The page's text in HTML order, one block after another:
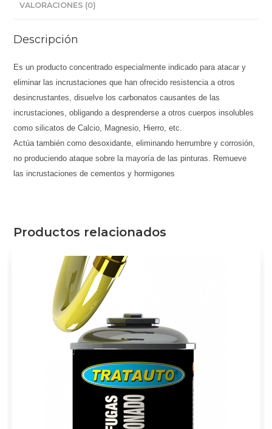
VALORACIONES (0)
Descripción
Es un producto concentrado especialmente indicado para atacar y
eliminar las incrustaciones que han ofrecido resistencia a otros
desincrustantes, disuelve los carbonatos causantes de las
incrustaciones, obligando a desprenderse a otros cuerpos insolubles
como silicatos de Calcio, Magnesio, Hierro, etc.
Actúa también como desoxidante, eliminando herrumbre y corrosión,
no produciendo ataque sobre la mayoría de las pinturas. Remueve
las incrustaciones de cementos y hormigones
Productos relacionados